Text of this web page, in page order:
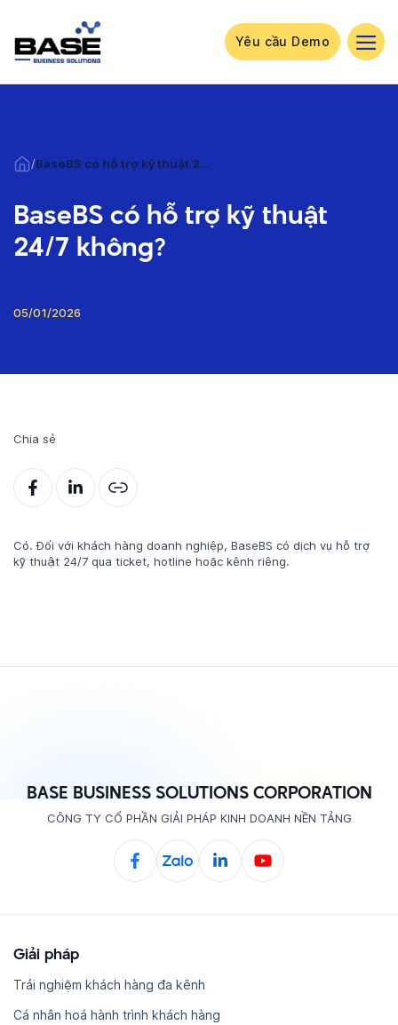
nội
dung
Yêu cầu Demo
/ BaseBS có hỗ trợ kỹ thuật 24/7 không?
BaseBS có hỗ trợ kỹ thuật
24/7 không?
05/01/2026
Chia sẻ
Có. Đối với khách hàng doanh nghiệp, BaseBS có dịch vụ hỗ trợ
kỹ thuật 24/7 qua ticket, hotline hoặc kênh riêng.
BASE BUSINESS SOLUTIONS CORPORATION
CÔNG TY CỔ PHẦN GIẢI PHÁP KINH DOANH NỀN TẢNG
Giải pháp
Trải nghiệm khách hàng đa kênh
Cá nhân hoá hành trình khách hàng